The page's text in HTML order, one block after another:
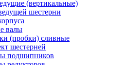
(вертикальные)
шестерни
валы
(пробки) сливные
шестерней
подшипников